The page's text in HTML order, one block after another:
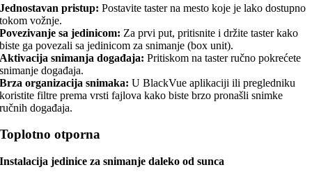
Jednostavan pristup: Postavite taster na mesto koje je lako dostupno
tokom vožnje.
Povezivanje sa jedinicom: Za prvi put, pritisnite i držite taster kako
biste ga povezali sa jedinicom za snimanje (box unit).
Aktivacija snimanja događaja: Pritiskom na taster ručno pokrećete
snimanje događaja.
Brza organizacija snimaka: U BlackVue aplikaciji ili pregledniku
koristite filtre prema vrsti fajlova kako biste brzo pronašli snimke
ručnih događaja.
Toplotno otporna
Instalacija jedinice za snimanje daleko od sunca